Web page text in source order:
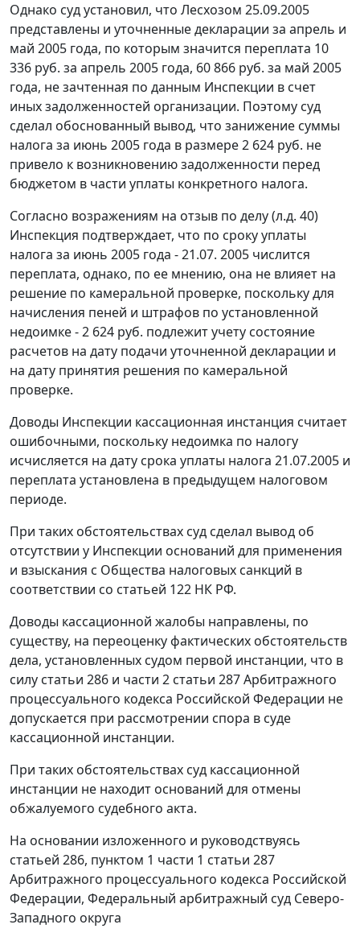
Однако суд установил, что Лесхозом 25.09.2005
представлены и уточненные декларации за апрель и
май 2005 года, по которым значится переплата 10
336 руб. за апрель 2005 года, 60 866 руб. за май 2005
года, не зачтенная по данным Инспекции в счет
иных задолженностей организации. Поэтому суд
сделал обоснованный вывод, что занижение суммы
налога за июнь 2005 года в размере 2 624 руб. не
привело к возникновению задолженности перед
бюджетом в части уплаты конкретного налога.
Согласно возражениям на отзыв по делу (л.д. 40)
Инспекция подтверждает, что по сроку уплаты
налога за июнь 2005 года - 21.07. 2005 числится
переплата, однако, по ее мнению, она не влияет на
решение по камеральной проверке, поскольку для
начисления пеней и штрафов по установленной
недоимке - 2 624 руб. подлежит учету состояние
расчетов на дату подачи уточненной декларации и
на дату принятия решения по камеральной
проверке.
Доводы Инспекции кассационная инстанция считает
ошибочными, поскольку недоимка по налогу
исчисляется на дату срока уплаты налога 21.07.2005 и
переплата установлена в предыдущем налоговом
периоде.
При таких обстоятельствах суд сделал вывод об
отсутствии у Инспекции оснований для применения
и взыскания с Общества налоговых санкций в
соответствии со статьей 122 НК РФ.
Доводы кассационной жалобы направлены, по
существу, на переоценку фактических обстоятельств
дела, установленных судом первой инстанции, что в
силу статьи 286 и части 2 статьи 287Арбитражного
процессуального кодекса Российской Федерации не
допускается при рассмотрении спора в суде
кассационной инстанции.
При таких обстоятельствах суд кассационной
инстанции не находит оснований для отмены
обжалуемого судебного акта.
На основании изложенного и руководствуясь
статьей 286, пунктом 1 части 1 статьи 287
Арбитражного процессуального кодекса Российской
Федерации, Федеральный арбитражный суд Северо-
Западного округа